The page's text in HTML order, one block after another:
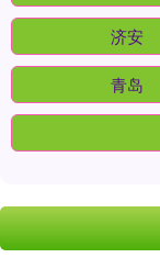
济安
青岛